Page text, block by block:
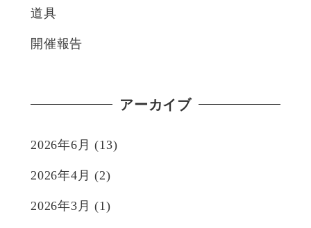
道具
開催報告
アーカイブ
2026年6月 (13)
2026年4月 (2)
2026年3月 (1)